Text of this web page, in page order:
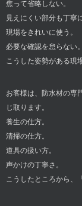
焦って省略しない。
見えにくい部分も丁寧
現場をきれいに使う。
必要な確認を怠らない。
こうした姿勢がある現
お客様は、防水材の専
じ取ります。
養生の仕方。
清掃の仕方。
道具の扱い方。
声かけの丁寧さ。
こうしたところから、